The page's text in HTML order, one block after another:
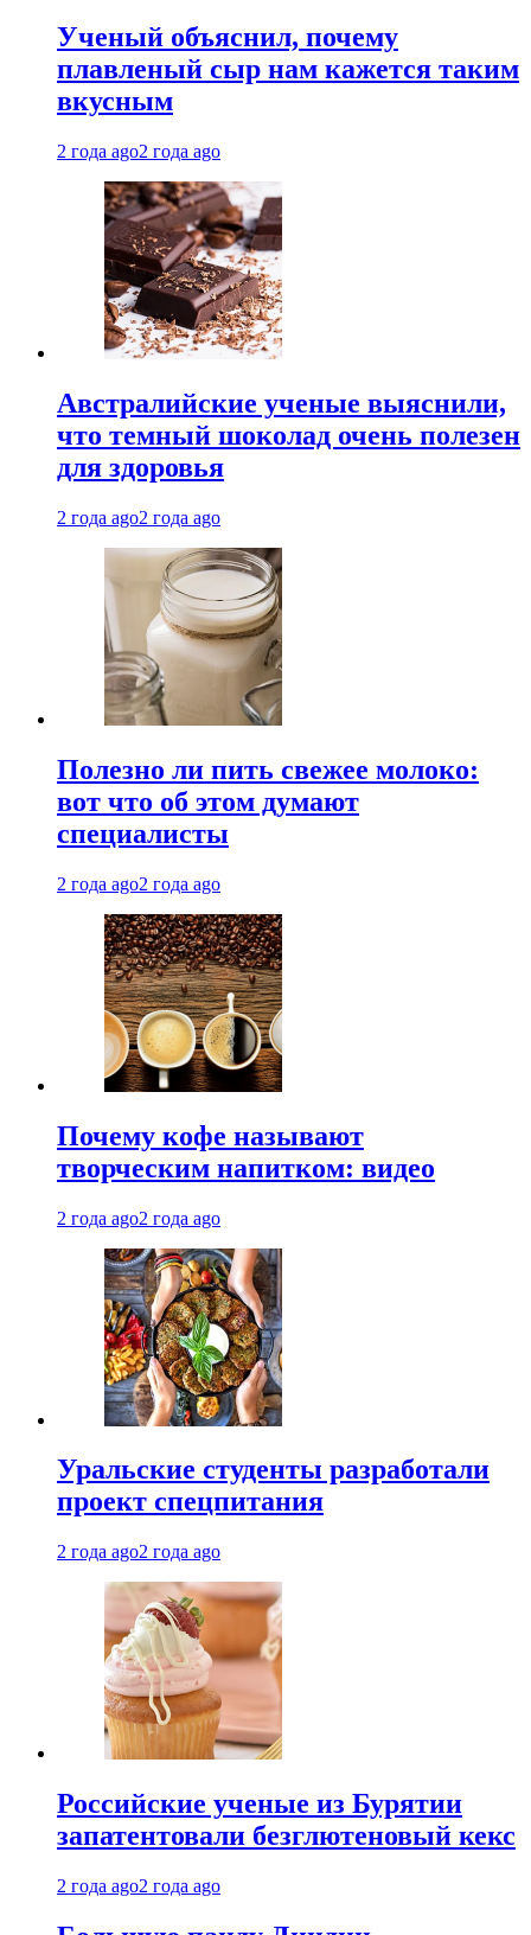
Ученый объяснил, почему
плавленый сыр нам кажется таким
вкусным
2 года ago2 года ago
Австралийские ученые выяснили,
что темный шоколад очень полезен
для здоровья
2 года ago2 года ago
Полезно ли пить свежее молоко:
вот что об этом думают
специалисты
2 года ago2 года ago
Почему кофе называют
творческим напитком: видео
2 года ago2 года ago
Уральские студенты разработали
проект спецпитания
2 года ago2 года ago
Российские ученые из Бурятии
запатентовали безглютеновый кекс
2 года ago2 года ago